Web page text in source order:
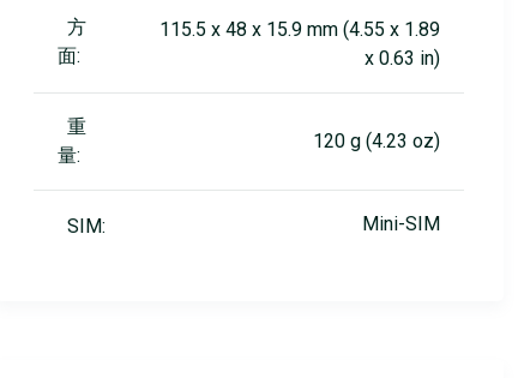
方
面:
115.5 x 48 x 15.9 mm (4.55 x 1.89
x 0.63 in)
重
量:
120 g (4.23 oz)
SIM: Mini-SIM